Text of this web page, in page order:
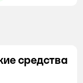
средства